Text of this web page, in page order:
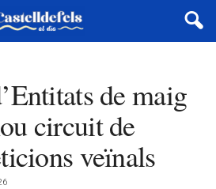
de maig
circuit de
veïnals